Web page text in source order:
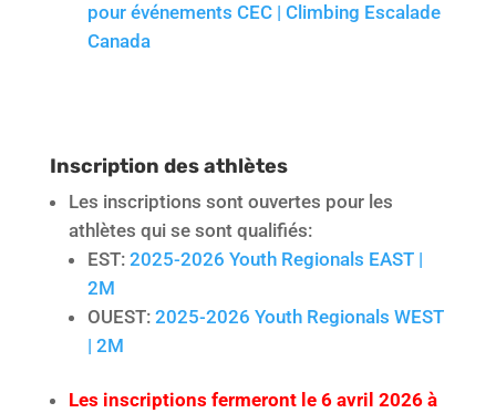
pour événements CEC | Climbing Escalade
Canada
Inscription des athlètes
Les inscriptions sont ouvertes pour les
athlètes qui se sont qualifiés:
EST: 2025-2026 Youth Regionals EAST |
2M
OUEST: 2025-2026 Youth Regionals WEST
| 2M
Les inscriptions fermeront le 6 avril 2026 à